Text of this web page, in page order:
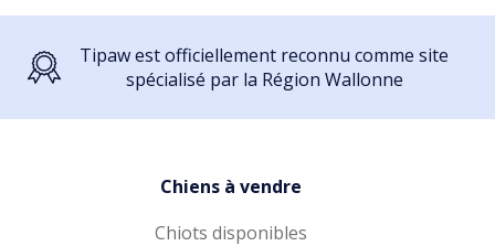
Tipaw est officiellement reconnu comme site
spécialisé par la Région Wallonne
Chiens à vendre
Chiots disponibles